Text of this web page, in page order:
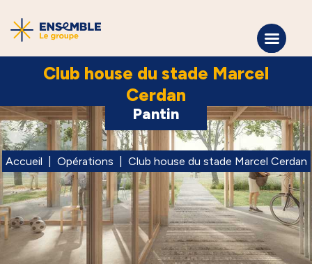
Club house du stade Marcel
Cerdan
Pantin
Accueil Opérations Club house du stade Marcel Cerdan